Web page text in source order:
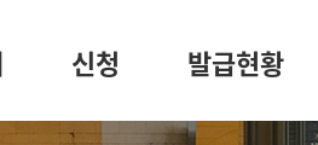
신청 발급현황